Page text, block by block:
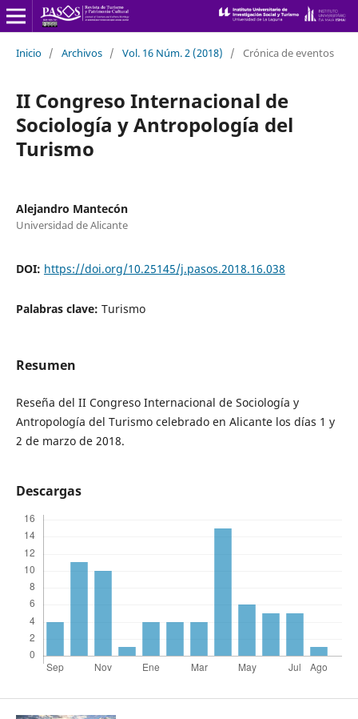
Inicio / Archivos / Vol. 16 Núm. 2 (2018) / Crónica de eventos
II Congreso Internacional de
Sociología y Antropología del
Turismo
Alejandro Mantecón
Universidad de Alicante
DOI: https://doi.org/10.25145/j.pasos.2018.16.038
Palabras clave: Turismo
Resumen
Reseña del II Congreso Internacional de Sociología y
Antropología del Turismo celebrado en Alicante los días 1 y
2 de marzo de 2018.
Descargas